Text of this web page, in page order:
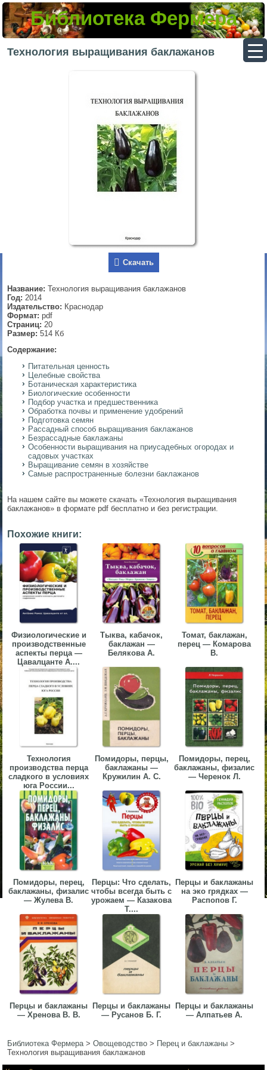
Библиотека Фермера
Технология выращивания баклажанов
Скачать
Название: Технология выращивания баклажанов
Год: 2014
Издательство: Краснодар
Формат: pdf
Страниц: 20
Размер: 514 Кб
Содержание:
Питательная ценность
Целебные свойства
Ботаническая характеристика
Биологические особенности
Подбор участка и предшественника
Обработка почвы и применение удобрений
Подготовка семян
Рассадный способ выращивания баклажанов
Безрассадные баклажаны
Особенности выращивания на приусадебных огородах и
садовых участках
Выращивание семян в хозяйстве
Самые распространенные болезни баклажанов
На нашем сайте вы можете скачать «Технология выращивания
баклажанов» в формате pdf бесплатно и без регистрации.
Похожие книги:
Физиологические и
производственные
аспекты перца —
Цавалцанте А....
Тыква, кабачок,
баклажан —
Белякова А.
Томат, баклажан,
перец — Комарова
В.
Технология
производства перца
сладкого в условиях
юга России...
Помидоры, перцы,
баклажаны —
Кружилин А. С.
Помидоры, перец,
баклажаны, физалис
— Черенок Л.
Помидоры, перец,
баклажаны, физалис
— Жулева В.
Перцы: Что сделать,
чтобы всегда быть с
урожаем — Казакова
Т....
Перцы и баклажаны
на эко грядках —
Распопов Г.
Перцы и баклажаны
— Хренова В. В.
Перцы и баклажаны
— Русанов Б. Г.
Перцы и баклажаны
— Алпатьев А.
Библиотека Фермера>Овощеводство > Перец и баклажаны >
Технология выращивания баклажанов
▼
▼
▼
▼
▼
▼